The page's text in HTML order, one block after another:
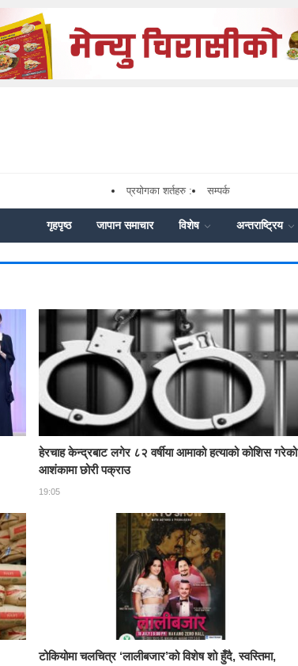
प्रयोगका शर्तहरु : सम्पर्क
गृहपृष्ठ जापान समाचार विशेष अन्तराष्ट्रिय
हेरचाह केन्द्रबाट लगेर ८२ वर्षीया आमाको हत्याको कोशिस गरेको
आशंकामा छोरी पक्राउ
19:05
टोकियोमा चलचित्र ‘लालीबजार’को विशेष शो हुँदै, स्वस्तिमा,